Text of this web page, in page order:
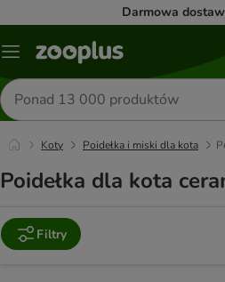
Darmowa
Menu
Szukaj
produktów
Koty Poidełka i miski dla kota
Poidełka dla kota
Filtry